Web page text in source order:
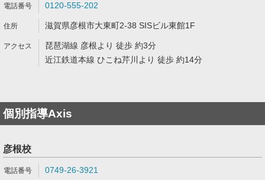
0120-555-202
滋賀県彦根市大東町2-38 SISビル東館1F
琵琶湖線 彦根より 徒歩 約3分
近江鉄道本線 ひこね芹川より 徒歩 約14分
個別指導Axis
彦根校
0749-26-3921